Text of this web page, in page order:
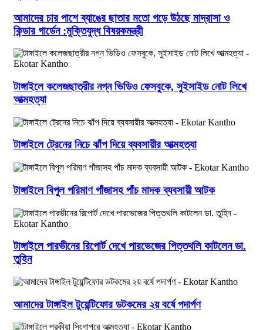
আমাদের চার পাশে ব্যাঙের ছাতার মতো গড়ে উঠছে মাদ্রাসা ও
কিন্ডার গার্ডেন :মুক্তিযুদ্ধ বিষয়কমন্ত্রী
টাঙ্গাইলে কলেজছাত্রীর নগ্ন ভিডিও ফেসবুকে, সুইসাইড নোট লিখে
আত্মহত্যা
টাঙ্গাইলে ট্রেনের নিচে ঝাঁপ দিয়ে ব্যবসায়ীর আত্মহত্যা
টাঙ্গাইলে বিপুল পরিমাণ গাঁজাসহ পাঁচ মাদক ব্যবসায়ী আটক
টাঙ্গাইলে পারভীনের রিপোর্ট দেখে পারভেজের পিত্তথলি কাটলেন ডা.
তুহিন
আমাদের টাঙ্গাইল টুয়েন্টিফোর ডটকমের ২য় বর্ষে পদার্পণ